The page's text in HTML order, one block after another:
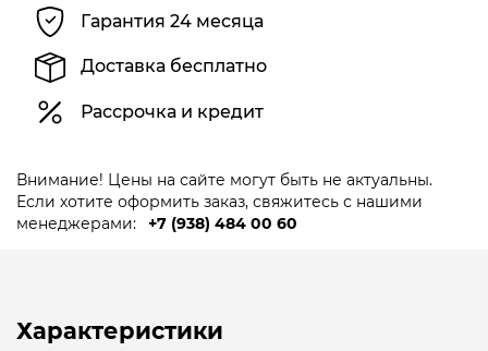
Гарантия 24 месяца
Доставка бесплатно
Рассрочка и кредит
Внимание! Цены на сайте могут быть не актуальны.
Если хотите оформить заказ, свяжитесь с нашими
менеджерами:
+7 (938) 484 00 60
Характеристики